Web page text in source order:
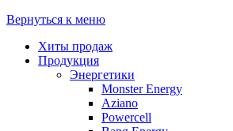
Вернуться к меню
Хиты продаж
Продукция
Энергетики
Monster Energy
Aziano
Powercell